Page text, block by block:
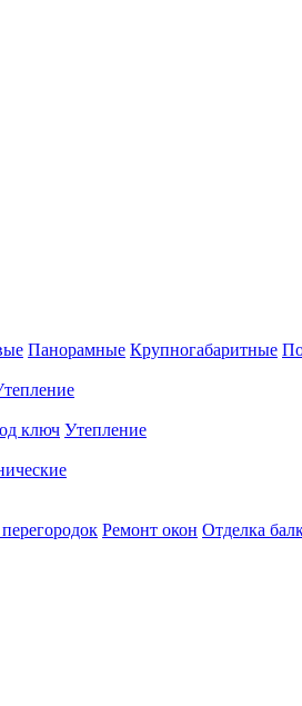
Панорамные Крупногабаритные
ключ Утепление
Ремонт окон Отделка